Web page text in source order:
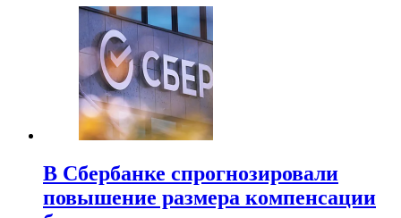
В Сбербанке спрогнозировали
повышение размера компенсации